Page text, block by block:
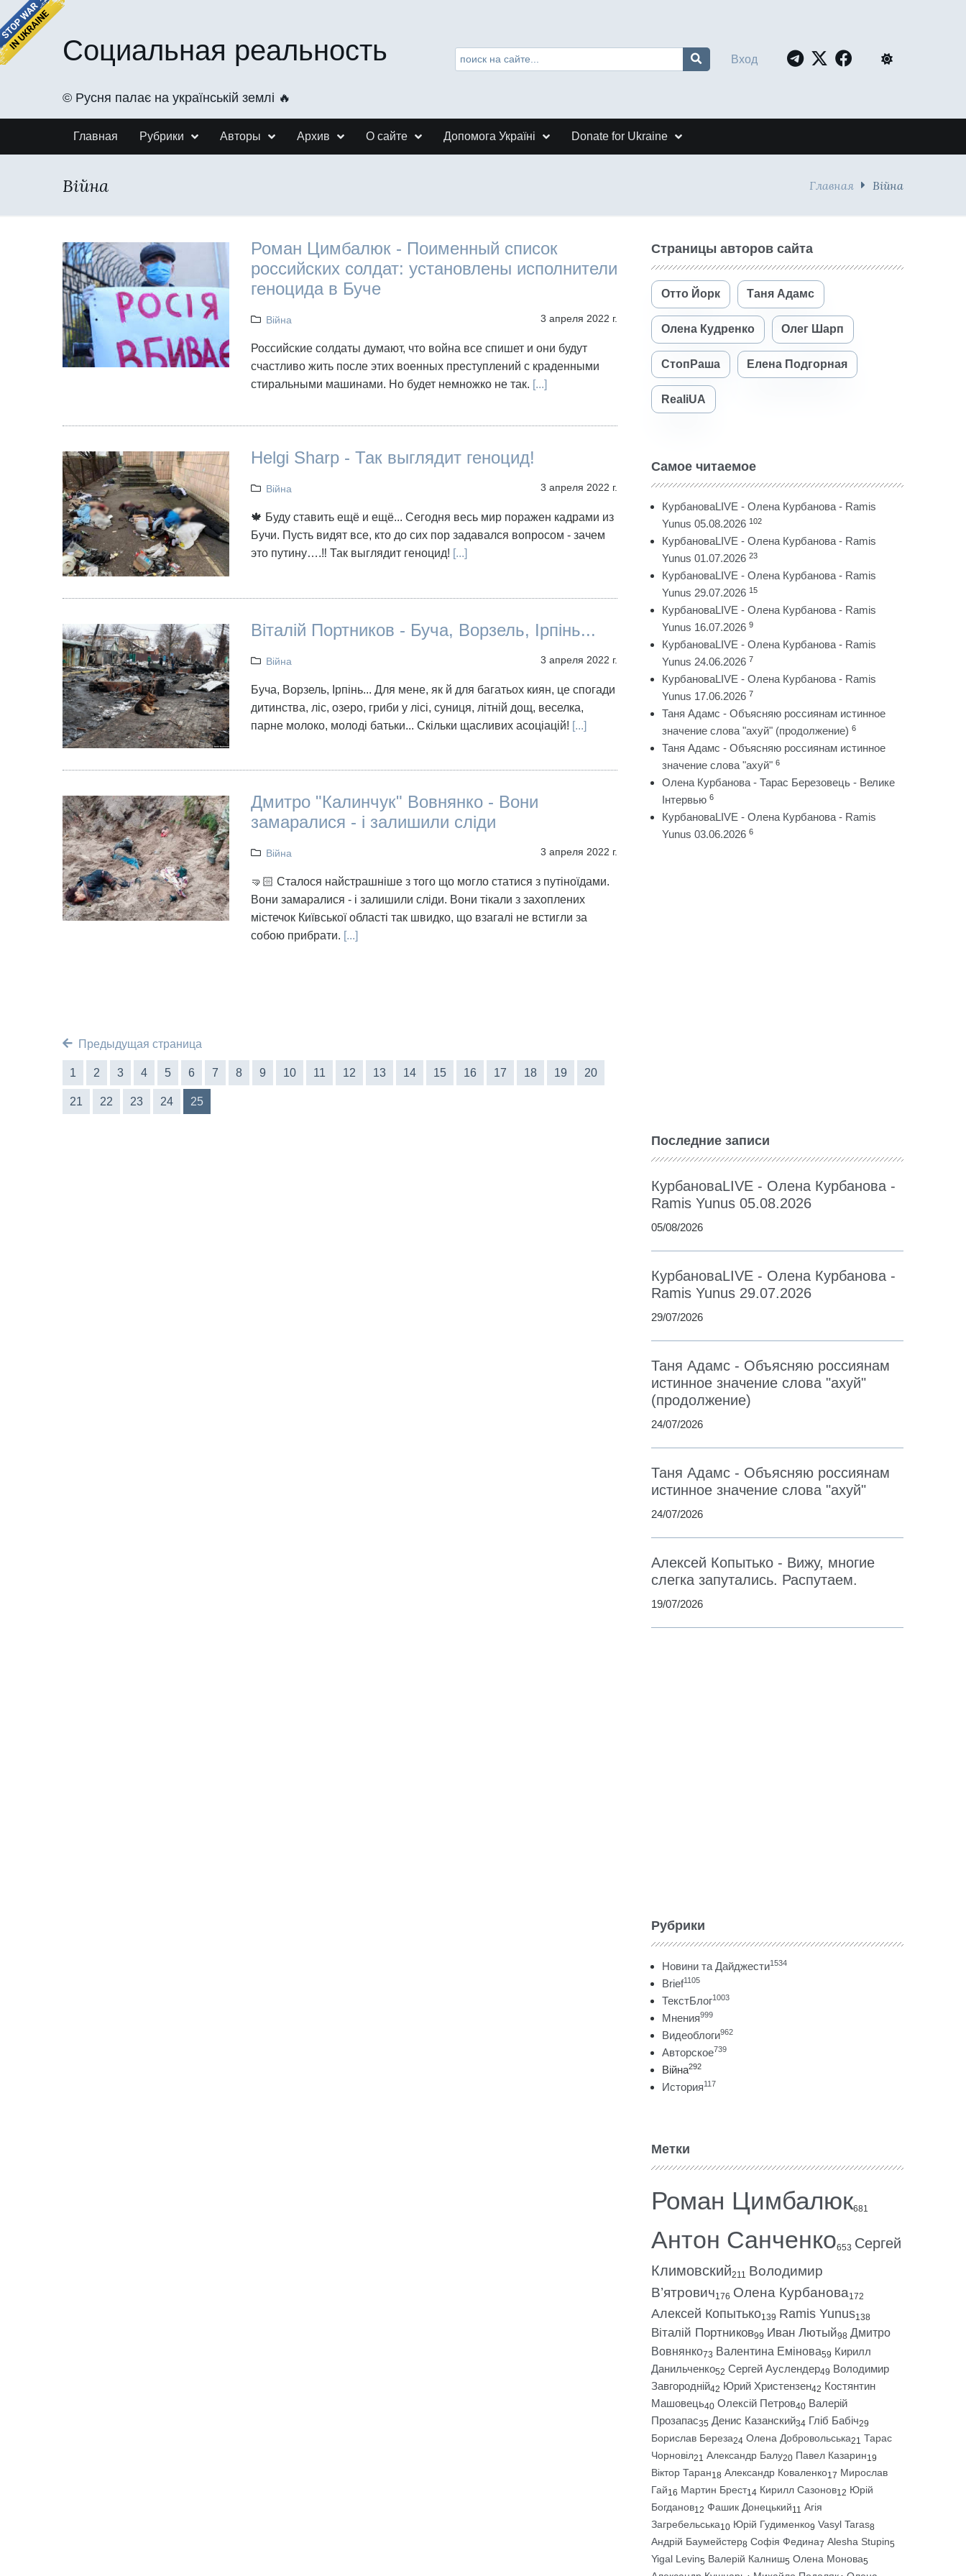
Социальная реальность
©️ Русня палає на українській землі 🔥
Вход
Главная Рубрики Авторы Архив О сайте Допомога Україні Donate for Ukraine
Війна Главная Війна
Роман Цимбалюк - Поименный список
российских солдат: установлены исполнители
геноцида в Буче
Війна 3 апреля 2022 г.
Российские солдаты думают, что война все спишет и они будут
счастливо жить после этих военных преступлений с краденными
стиральными машинами. Но будет немножко не так. [...]
Helgi Sharp - Так выглядит геноцид!
Війна 3 апреля 2022 г.
🍁 Буду ставить ещё и ещё... Сегодня весь мир поражен кадрами из
Бучи. Пусть видят все, кто до сих пор задавался вопросом - зачем
это путину….‼️ Так выглядит геноцид! [...]
Віталій Портников - Буча, Ворзель, Ірпінь...
Війна 3 апреля 2022 г.
Буча, Ворзель, Ірпінь... Для мене, як й для багатьох киян, це спогади
дитинства, ліс, озеро, гриби у лісі, суниця, літній дощ, веселка,
парне молоко, молоді батьки... Скільки щасливих асоціацій! [...]
Дмитро "Калинчук" Вовнянко - Вони
замаралися - і залишили сліди
Війна 3 апреля 2022 г.
🤜🏻 Сталося найстрашніше з того що могло статися з путіноїдами.
Вони замаралися - і залишили сліди. Вони тікали з захоплених
містечок Київської області так швидко, що взагалі не встигли за
собою прибрати. [...]
Предыдущая страница
1 2 3 4 5 6 7 8 9 10 11 12 13 14 15 16 17 18 19 20
21 22 23 24 25
Страницы авторов сайта
Отто Йорк Таня Адамс
Олена Кудренко Олег Шарп
СтопРаша Елена Подгорная
RealiUA
Самое читаемое
КурбановаLIVE - Олена Курбанова - Ramis
Yunus 05.08.2026 102
КурбановаLIVE - Олена Курбанова - Ramis
Yunus 01.07.2026 23
КурбановаLIVE - Олена Курбанова - Ramis
Yunus 29.07.2026 15
КурбановаLIVE - Олена Курбанова - Ramis
Yunus 16.07.2026 9
КурбановаLIVE - Олена Курбанова - Ramis
Yunus 24.06.2026 7
КурбановаLIVE - Олена Курбанова - Ramis
Yunus 17.06.2026 7
Таня Адамс - Объясняю россиянам истинное
значение слова "ахуй" (продолжение) 6
Таня Адамс - Объясняю россиянам истинное
значение слова "ахуй" 6
Олена Курбанова - Тарас Березовець - Велике
Інтервью 6
КурбановаLIVE - Олена Курбанова - Ramis
Yunus 03.06.2026 6
Последние записи
КурбановаLIVE - Олена Курбанова -
Ramis Yunus 05.08.2026
05/08/2026
КурбановаLIVE - Олена Курбанова -
Ramis Yunus 29.07.2026
29/07/2026
Таня Адамс - Объясняю россиянам
истинное значение слова "ахуй"
(продолжение)
24/07/2026
Таня Адамс - Объясняю россиянам
истинное значение слова "ахуй"
24/07/2026
Алексей Копытько - Вижу, многие
слегка запутались. Распутаем.
19/07/2026
Рубрики
Новини та Дайджести1534
Brief1105
ТекстБлог1003
Мнения999
Видеоблоги962
Авторское739
Війна292
История117
Метки
Роман Цимбалюк681
Антон Санченко653 Сергей
Климовский211 Володимир
В’ятрович176 Олена Курбанова172
Алексей Копытько139 Ramis Yunus138
Віталій Портников99 Иван Лютый98 Дмитро
Вовнянко73 Валентина Емінова59 Кирилл
Данильченко52 Сергей Ауслендер49 Володимир
Завгородній42 Юрий Христензен42 Костянтин
Машовець40 Олексій Петров40 Валерій
Прозапас35 Денис Казанский34 Гліб Бабіч29
Борислав Береза24 Олена Добровольська21 Тарас
Чорновіл21 Александр Балу20 Павел Казарин19
Віктор Таран18 Александр Коваленко17 Мирослав
Гай16 Мартин Брест14 Кирилл Сазонов12 Юрій
Богданов12 Фашик Донецький11 Агія
Загребельська10 Юрій Гудименко9 Vasyl Taras8
Андрій Баумейстер8 Софія Федина7 Alesha Stupin5
Yigal Levin5 Валерій Калниш5 Олена Монова5